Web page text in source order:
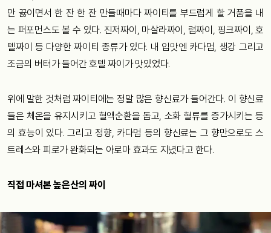
만 끓이면서 한 잔 한 잔 만들때마다 짜이티를 부드럽게 할 거품을 내
는 퍼포먼스도 볼 수 있다. 진저짜이, 마살라짜이, 럼짜이, 핑크짜이, 호
텔짜이 등 다양한 짜이티 종류가 있다. 내 입맛엔 카다멈, 생강 그리고
조금의 버터가 들어간 호텔 짜이가 맛있었다.
위에 말한 것처럼 짜이티에는 정말 많은 향신료가 들어간다. 이 향신료
들은 체온을 유지시키고 혈액순환을 돕고, 소화 혈류를 증가시키는 등
의 효능이 있다. 그리고 정향, 카다멈 등의 향신료는 그 향만으로도 스
트레스와 피로가 완화되는 아로마 효과도 지녔다고 한다.
직접 마셔본 높은산의 짜이